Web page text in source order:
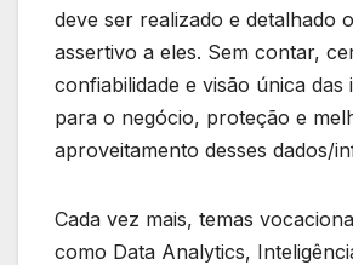
deve ser realizado e detalhado
assertivo a eles. Sem contar,
confiabilidade e visão única das
para o negócio, proteção e
aproveitamento desses dados/
Cada vez mais, temas
como Data Analytics,